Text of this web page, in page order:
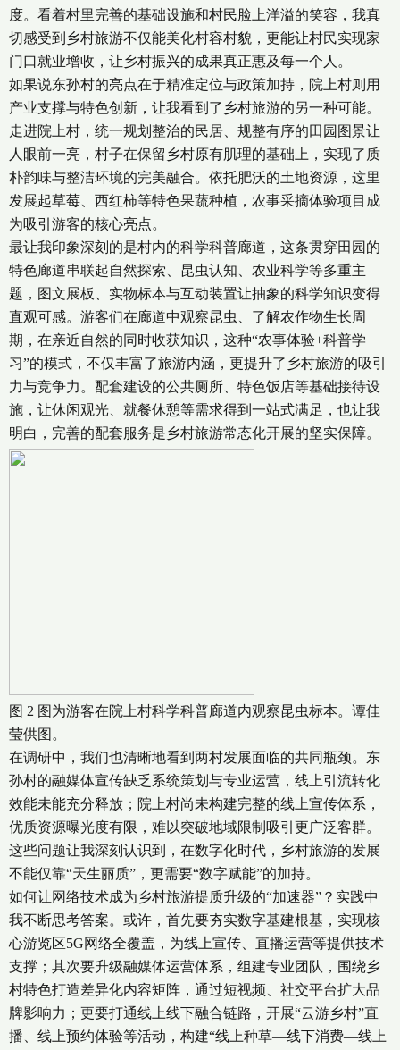
度。看着村里完善的基础设施和村民脸上洋溢的笑容，我真
切感受到乡村旅游不仅能美化村容村貌，更能让村民实现家
门口就业增收，让乡村振兴的成果真正惠及每一个人。
如果说东孙村的亮点在于精准定位与政策加持，院上村则用
产业支撑与特色创新，让我看到了乡村旅游的另一种可能。
走进院上村，统一规划整治的民居、规整有序的田园图景让
人眼前一亮，村子在保留乡村原有肌理的基础上，实现了质
朴韵味与整洁环境的完美融合。依托肥沃的土地资源，这里
发展起草莓、西红柿等特色果蔬种植，农事采摘体验项目成
为吸引游客的核心亮点。
最让我印象深刻的是村内的科学科普廊道，这条贯穿田园的
特色廊道串联起自然探索、昆虫认知、农业科学等多重主
题，图文展板、实物标本与互动装置让抽象的科学知识变得
直观可感。游客们在廊道中观察昆虫、了解农作物生长周
期，在亲近自然的同时收获知识，这种“农事体验+科普学
习”的模式，不仅丰富了旅游内涵，更提升了乡村旅游的吸引
力与竞争力。配套建设的公共厕所、特色饭店等基础接待设
施，让休闲观光、就餐休憩等需求得到一站式满足，也让我
明白，完善的配套服务是乡村旅游常态化开展的坚实保障。
图 2 图为游客在院上村科学科普廊道内观察昆虫标本。谭佳
莹供图。
在调研中，我们也清晰地看到两村发展面临的共同瓶颈。东
孙村的融媒体宣传缺乏系统策划与专业运营，线上引流转化
效能未能充分释放；院上村尚未构建完整的线上宣传体系，
优质资源曝光度有限，难以突破地域限制吸引更广泛客群。
这些问题让我深刻认识到，在数字化时代，乡村旅游的发展
不能仅靠“天生丽质”，更需要“数字赋能”的加持。
如何让网络技术成为乡村旅游提质升级的“加速器”？实践中
我不断思考答案。或许，首先要夯实数字基建根基，实现核
心游览区5G网络全覆盖，为线上宣传、直播运营等提供技术
支撑；其次要升级融媒体运营体系，组建专业团队，围绕乡
村特色打造差异化内容矩阵，通过短视频、社交平台扩大品
牌影响力；更要打通线上线下融合链路，开展“云游乡村”直
播、线上预约体验等活动，构建“线上种草—线下消费—线上